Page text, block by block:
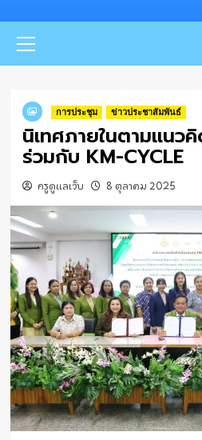
Menu
การประชุม ข่าวประชาสัมพันธ์
นิเทศภายในตามแนว
ร่วมกับ KM-CYCLE
ครูดูแลเว็บ 8 ตุลาคม 2025